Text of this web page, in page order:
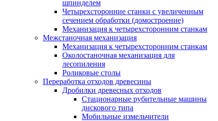
шпинделем
Четырехсторонние станки с увеличенным
сечением обработки (домостроение)
Механизация к четырехсторонним станкам
Межстаночная механизация
Механизация к четырехсторонним станкам
Околостаночная механизация для
лесопиления
Роликовые столы
Переработка отходов древесины
Дробилки древесных отходов
Стационарные рубительные машины
дискового типа
Мобильные измельчители